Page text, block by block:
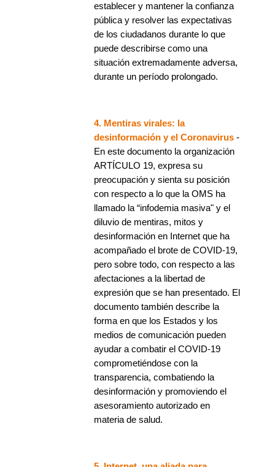
establecer y mantener la confianza
pública y resolver las expectativas
de los ciudadanos durante lo que
puede describirse como una
situación extremadamente adversa,
durante un período prolongado.
4. Mentiras virales: la
desinformación y el Coronavirus -
En este documento la organización
ARTÍCULO 19, expresa su
preocupación y sienta su posición
con respecto a lo que la OMS ha
llamado la “infodemia masiva" y el
diluvio de mentiras, mitos y
desinformación en Internet que ha
acompañado el brote de COVID-19,
pero sobre todo, con respecto a las
afectaciones a la libertad de
expresión que se han presentado. El
documento también describe la
forma en que los Estados y los
medios de comunicación pueden
ayudar a combatir el COVID-19
comprometiéndose con la
transparencia, combatiendo la
desinformación y promoviendo el
asesoramiento autorizado en
materia de salud.